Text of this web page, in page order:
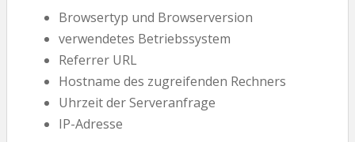
Browsertyp und Browserversion
verwendetes Betriebssystem
Referrer URL
Hostname des zugreifenden Rechners
Uhrzeit der Serveranfrage
IP-Adresse